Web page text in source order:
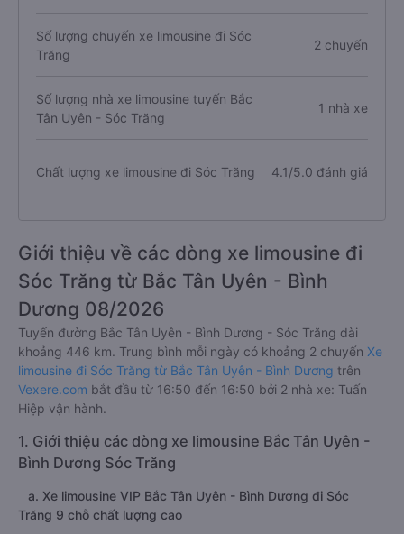
Số lượng chuyến xe limousine đi Sóc
Trăng
2 chuyến
Số lượng nhà xe limousine tuyến Bắc
Tân Uyên - Sóc Trăng
1 nhà xe
Chất lượng xe limousine đi Sóc Trăng 4.1/5.0 đánh giá
Giới thiệu về các dòng xe limousine đi
Sóc Trăng từ Bắc Tân Uyên - Bình
Dương 08/2026
Tuyến đường Bắc Tân Uyên - Bình Dương - Sóc Trăng dài
khoảng 446 km. Trung bình mỗi ngày có khoảng 2 chuyến Xe
limousine đi Sóc Trăng từ Bắc Tân Uyên - Bình Dương trên
Vexere.com bắt đầu từ 16:50 đến 16:50 bởi 2 nhà xe: Tuấn
Hiệp vận hành.
1. Giới thiệu các dòng xe limousine Bắc Tân Uyên -
Bình Dương Sóc Trăng
a. Xe limousine VIP Bắc Tân Uyên - Bình Dương đi Sóc
Trăng 9 chỗ chất lượng cao